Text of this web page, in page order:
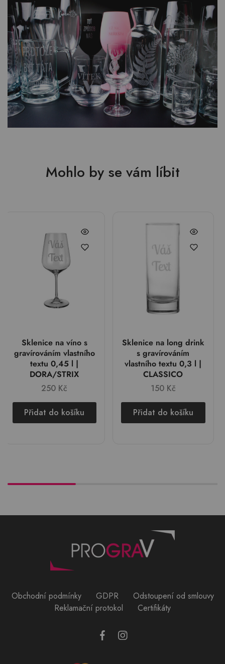
Mohlo by se vám líbit
Sklenice na víno s
gravírováním vlastního
textu 0,45 l |
DORA/STRIX
250 Kč
Přidat do košíku
Sklenice na long drink
s gravírováním
vlastního textu 0,3 l |
CLASSICO
150 Kč
Přidat do košíku
Obchodní podmínky GDPR
Odstoupení od smlouvy
Reklamační protokol
Certifikáty